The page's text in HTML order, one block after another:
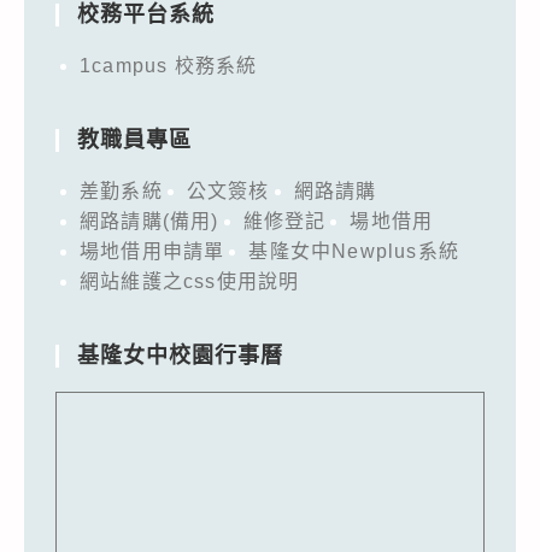
校務平台系統
1campus 校務系統
教職員專區
差勤系統 公文簽核
網路請購
網路請購(備用)
維修登記
場地借用
場地借用申請單
基隆女中Newplus系統
網站維護之css使用說明
基隆女中校園行事曆